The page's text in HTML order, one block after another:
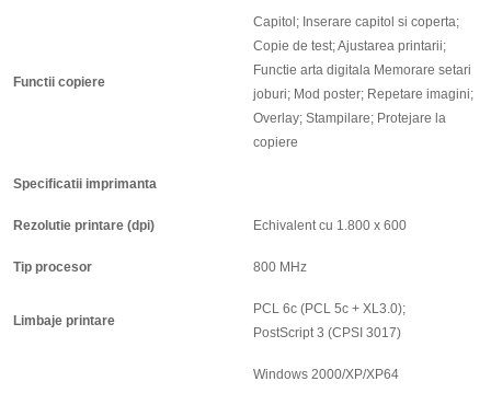
Functii copiere
Capitol; Inserare capitol si coperta;
Copie de test; Ajustarea printarii;
Functie arta digitala Memorare setari
joburi; Mod poster; Repetare imagini;
Overlay; Stampilare; Protejare la
copiere
Specificatii imprimanta
Rezolutie printare (dpi) Echivalent cu 1.800 x 600
Tip procesor 800 MHz
Limbaje printare
PCL 6c (PCL 5c + XL3.0);
PostScript 3 (CPSI 3017)
Windows 2000/XP/XP64